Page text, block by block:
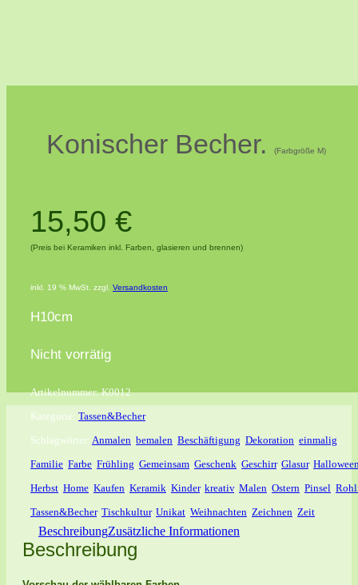
Konischer Becher. (Farbgröße M)
15,50 €
(Preis bei Keramiken inkl. Farben, glasieren und brennen)
inkl. 19 % MwSt. zzgl. Versandkosten
H10cm
Nicht vorrätig
Artikelnummer:K0012
Kategorie: Tassen&Becher
Schlagwörter: Anmalen, bemalen, Beschäftigung, Dekoration, einmalig,
Familie, Farbe, Frühling, Gemeinsam, Geschenk, Geschirr, Glasur,
Herbst, Home, Kaufen, Keramik, Kinder, kreativ, Malen, Ostern, Pinsel,
Tassen&Becher, Tischkultur, Unikat, Weihnachten, Zeichnen, Zeit
BeschreibungZusätzliche Informationen
Beschreibung